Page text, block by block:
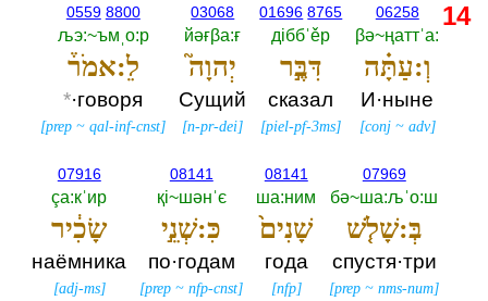
06258
βә~ңаттˈа:‎
וְ:עַתָּ֗ה
И·ныне
[conj~ adv]
01696 8765
дiббˈěр
דִּבֶּ֣ר
сказал
[piel-pf-3ms]
03068
йәғβа:ғ
יְהוָה֮
Сущий
[n-pr-dei]
0559 8800
љэ:~ъмˌо:р
לֵ:אמֹר֒
*·говоря
[prep ~qal-inf-cnst]
07969
бә~ша:љˈо:ш
בְּ:שָׁלֹ֤שׁ
спустя·три
[prep ~nms-num]
08141
ша:ним
שָׁנִים֙
года
[nfp]
08141
қi~шәнˈє
כִּ:שְׁנֵ֣י
по·годам
[prep ~nfp-cnst]
07916
çа:кˈир
שָׂכִ֔יר
наёмника
[adj-ms]
14